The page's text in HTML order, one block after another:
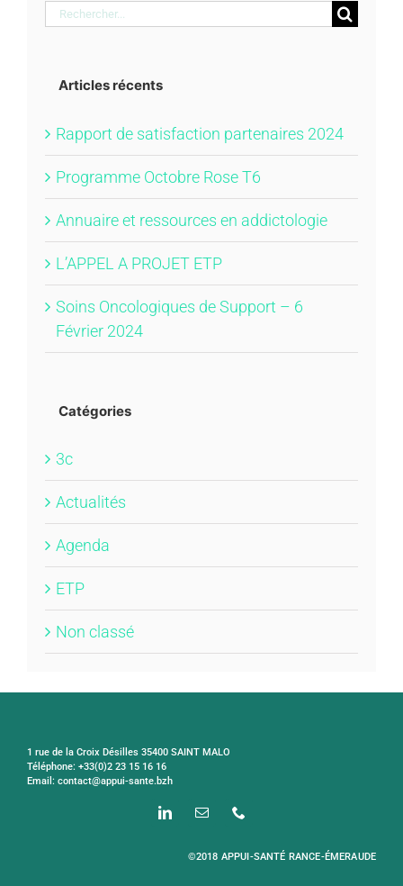
Rechercher:
Articles récents
Rapport de satisfaction partenaires 2024
Programme Octobre Rose T6
Annuaire et ressources en addictologie
L’APPEL A PROJET ETP
Soins Oncologiques de Support – 6
Février 2024
Catégories
3c
Actualités
Agenda
ETP
Non classé
1 rue de la Croix Désilles 35400 SAINT MALO
Téléphone: +33(0)2 23 15 16 16
Email: contact@appui-sante.bzh
©2018 APPUI-SANTÉ RANCE-ÉMERAUDE